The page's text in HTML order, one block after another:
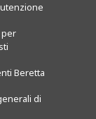
per
Beretta
di